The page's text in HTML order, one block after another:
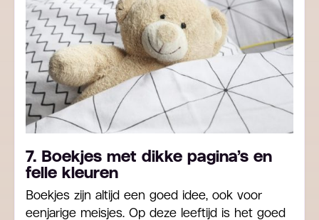
7. Boekjes met dikke pagina’s en
felle kleuren
Boekjes zijn altijd een goed idee, ook voor
eenjarige meisjes. Op deze leeftijd is het goed